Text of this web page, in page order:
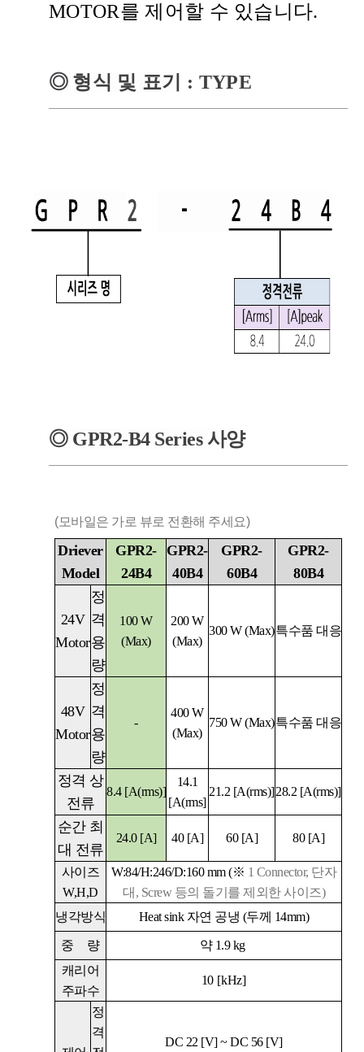
MOTOR를 제어할 수 있습니다.
◎ 형식 및 표기 : TYPE
◎ GPR2-B4 Series 사양
(모바일은 가로 뷰로 전환해 주세요)
Driever
Model
GPR2-
24B4
GPR2-
40B4
GPR2-
60B4
GPR2-
80B4
24V
Motor
정
격
용
량
100 W
(Max)
200 W
(Max)
300 W (Max)특수품 대응
48V
Motor
정
격
용
량
-
400 W
(Max)
750 W (Max)특수품 대응
정격 상
전류
8.4 [A(rms)]
14.1
[A(rms]
21.2 [A(rms)]28.2 [A(rms)]
순간 최
대 전류
24.0 [A] 40 [A] 60 [A] 80 [A]
사이즈
W,H,D
W:84/H:246/D:160 mm (※ 1 Connector, 단자
대 , Screw 등의 돌기를 제외한 사이즈)
냉각방식
Heat sink 자연 공냉 (두께 14mm)
중 량
약 1.9 kg
캐리어
주파수
10 [kHz]
정
격
DC 22 [V] ~ DC 56 [V]